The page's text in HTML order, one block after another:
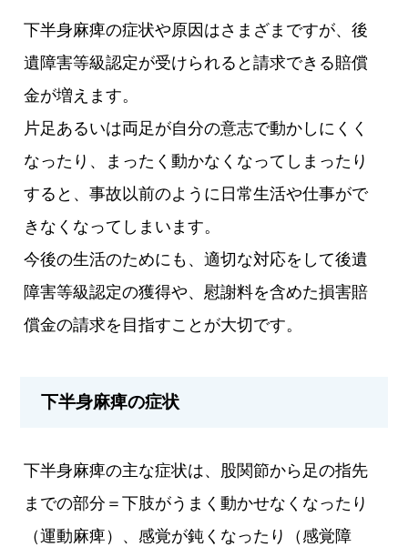
下半身麻痺の症状や原因はさまざまですが、後
遺障害等級認定が受けられると請求できる賠償
金が増えます。
片足あるいは両足が自分の意志で動かしにくく
なったり、まったく動かなくなってしまったり
すると、事故以前のように日常生活や仕事がで
きなくなってしまいます。
今後の生活のためにも、適切な対応をして後遺
障害等級認定の獲得や、慰謝料を含めた損害賠
償金の請求を目指すことが大切です。
下半身麻痺の症状
下半身麻痺の主な症状は、股関節から足の指先
までの部分＝下肢がうまく動かせなくなったり
（運動麻痺）、感覚が鈍くなったり（感覚障